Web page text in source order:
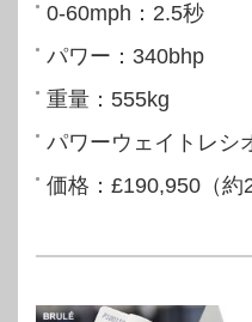
0-60mph：2.5秒
パワー：340bhp
重量：555kg
パワーウェイトレシ
価格：£190,950（約